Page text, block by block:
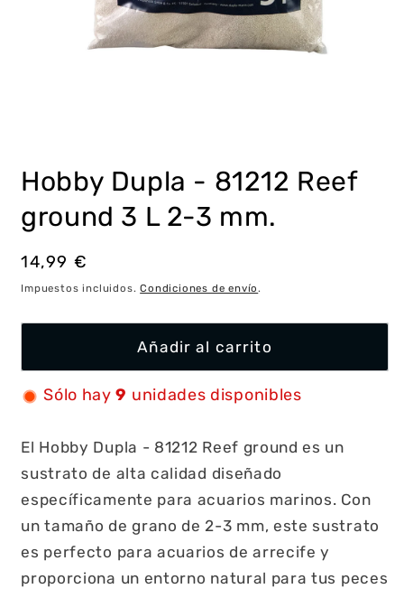
1
en
ventana
modal
Hobby Dupla - 81212 Reef
ground 3 L 2-3 mm.
Precio
habitual
14,99 €
Impuestos incluidos.Condiciones de envío.
Añadir al carrito
Sólo hay 9 unidades disponibles
El Hobby Dupla - 81212 Reef ground es un
sustrato de alta calidad diseñado
específicamente para acuarios marinos. Con
un tamaño de grano de 2-3 mm, este sustrato
es perfecto para acuarios de arrecife y
proporciona un entorno natural para tus peces